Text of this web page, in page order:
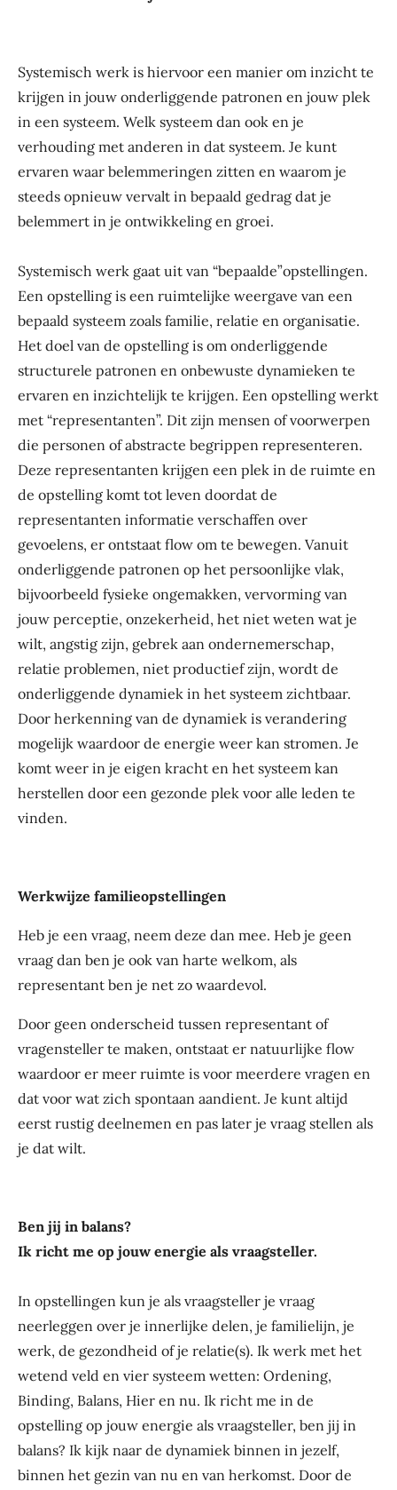
Systemisch werk is hiervoor een manier om inzicht te
krijgen in jouw onderliggende patronen en jouw plek
in een systeem. Welk systeem dan ook en je
verhouding met anderen in dat systeem. Je kunt
ervaren waar belemmeringen zitten en waarom je
steeds opnieuw vervalt in bepaald gedrag dat je
belemmert in je ontwikkeling en groei.
Systemisch werk gaat uit van “bepaalde”opstellingen.
Een opstelling is een ruimtelijke weergave van een
bepaald systeem zoals familie, relatie en organisatie.
Het doel van de opstelling is om onderliggende
structurele patronen en onbewuste dynamieken te
ervaren en inzichtelijk te krijgen. Een opstelling werkt
met “representanten”. Dit zijn mensen of voorwerpen
die personen of abstracte begrippen representeren.
Deze representanten krijgen een plek in de ruimte en
de opstelling komt tot leven doordat de
representanten informatie verschaffen over
gevoelens, er ontstaat flow om te bewegen. Vanuit
onderliggende patronen op het persoonlijke vlak,
bijvoorbeeld fysieke ongemakken, vervorming van
jouw perceptie, onzekerheid, het niet weten wat je
wilt, angstig zijn, gebrek aan ondernemerschap,
relatie problemen, niet productief zijn, wordt de
onderliggende dynamiek in het systeem zichtbaar.
Door herkenning van de dynamiek is verandering
mogelijk waardoor de energie weer kan stromen. Je
komt weer in je eigen kracht en het systeem kan
herstellen door een gezonde plek voor alle leden te
vinden.
Werkwijze familieopstellingen
Heb je een vraag, neem deze dan mee. Heb je geen
vraag dan ben je ook van harte welkom, als
representant ben je net zo waardevol.
Door geen onderscheid tussen representant of
vragensteller te maken, ontstaat er natuurlijke flow
waardoor er meer ruimte is voor meerdere vragen en
dat voor wat zich spontaan aandient. Je kunt altijd
eerst rustig deelnemen en pas later je vraag stellen als
je dat wilt.
Ben jij in balans?
Ik richt me op jouw energie als vraagsteller.
In opstellingen kun je als vraagsteller je vraag
neerleggen over je innerlijke delen, je familielijn, je
werk, de gezondheid of je relatie(s). Ik werk met het
wetend veld en vier systeem wetten: Ordening,
Binding, Balans, Hier en nu. Ik richt me in de
opstelling op jouw energie als vraagsteller, ben jij in
balans? Ik kijk naar de dynamiek binnen in jezelf,
binnen het gezin van nu en van herkomst. Door de